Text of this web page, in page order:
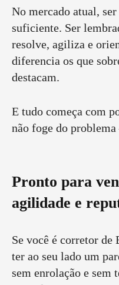
No mercado atual,
suficiente. Ser
resolve, agiliza e
diferencia os que
destacam.
E tudo começa com
não foge do
Pronto para
agilidade e
Se você é corretor de
ter ao seu lado um
sem enrolação e sem